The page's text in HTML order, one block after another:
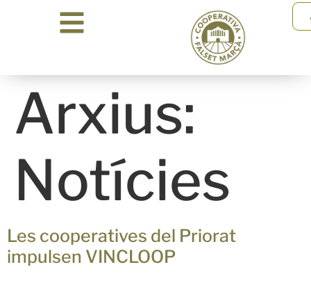
Arxius:
Notícies
Les cooperatives del Priorat
impulsen VINCLOOP